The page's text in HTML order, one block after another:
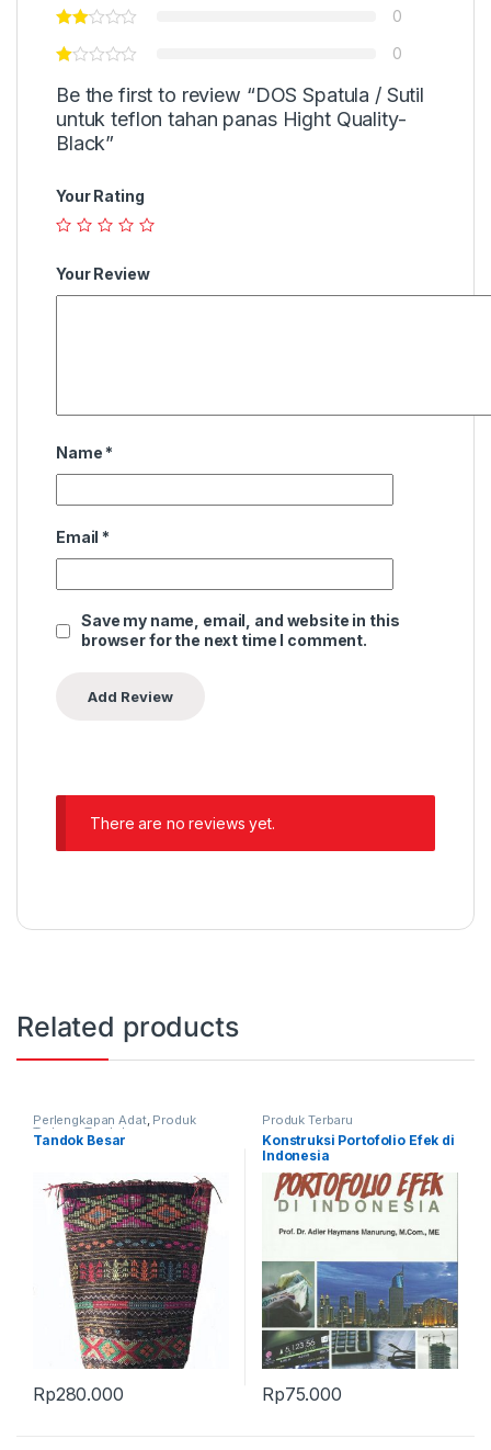
0
0
Be the first to review “DOS Spatula / Sutil
untuk teflon tahan panas Hight Quality-
Black”
Your Rating
Your Review
Name *
Email *
Save my name, email, and website in this
browser for the next time I comment.
There are no reviews yet.
Related products
Perlengkapan Adat, Produk
Terbaru, Tandok
Tandok Besar
Rp280.000
Produk Terbaru
Konstruksi Portofolio Efek di
Indonesia
Rp75.000